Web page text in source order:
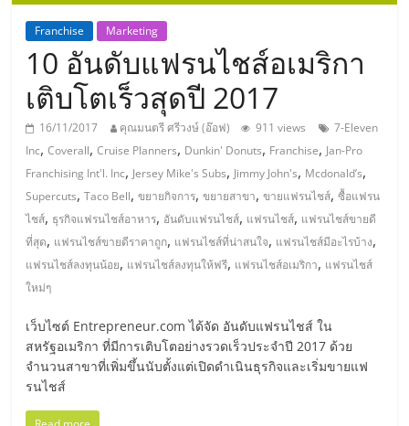
ธุรกิจ
เอ
ส
เอ็
มอี
ไทย,
SMEs,
แฟ
Franchise Marketing
10 อันดับแฟรนไชส์อเมริกา
เติบโตเร็วสุดปี 2017
16/11/2017 คุณมนตรี ศรีวงษ์ (อ๊อฟ) 911 views
7-Eleven
Inc,Coverall,Cruise Planners, Dunkin' Donuts, Franchise, Jan-Pro
Franchising Int'l. Inc, Jersey Mike's Subs, Jimmy John's, Mcdonald’s,
Supercuts,Taco Bell,ขยายกิจการ,ขยายสาขา,ขายแฟรนไชส์,ซื้อแฟรน
ไชส์, ธุรกิจแฟรนไชส์อาหาร, อันดับแฟรนไชส์, แฟรนไชส์, แฟรนไชส์ขายดี
ที่สุด, แฟรนไชส์ขายดีราคาถูก, แฟรนไชส์ที่น่าสนใจ, แฟรนไชส์มีอะไรบ้าง,
แฟรนไชส์ลงทุนน้อย, แฟรนไชส์ลงทุนให้ฟรี, แฟรนไชส์อเมริกา, แฟรนไชส์
ใหม่ๆ
เว็บไซต์ Entrepreneur.com ได้จัด อันดับแฟรนไชส์ ใน
สหรัฐอเมริกา ที่มีการเติบโตอย่างรวดเร็วประจำปี 2017 ด้วย
จำนวนสาขาที่เพิ่มขึ้นนับตั้งแต่เปิดดำเนินธุรกิจและเริ่มขายแฟ
รนไชส์